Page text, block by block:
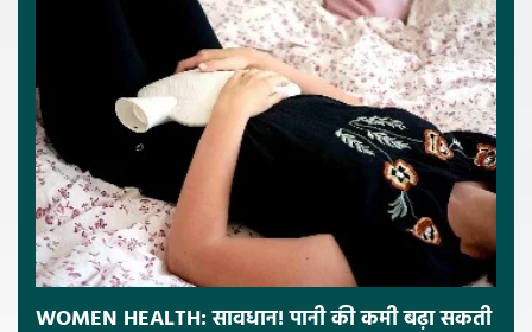
WOMEN HEALTH: सावधान! पानी की कमी बढ़ा सकती